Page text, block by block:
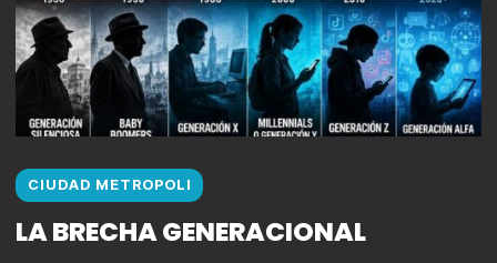
CIUDAD METROPOLI
LA BRECHA GENERACIONAL